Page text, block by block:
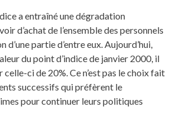
a entraîné une dégradation
d’achat de l’ensemble des personnels
d’une partie d’entre eux. Aujourd’hui,
du point d’indice de janvier 2000, il
ci de 20%. Ce n’est pas le choix fait
successifs qui préfèrent le
pour continuer leurs politiques